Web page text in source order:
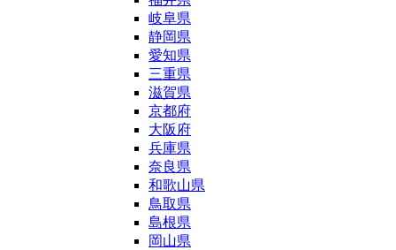
岐阜県
静岡県
愛知県
三重県
滋賀県
京都府
大阪府
兵庫県
奈良県
和歌山県
鳥取県
島根県
岡山県